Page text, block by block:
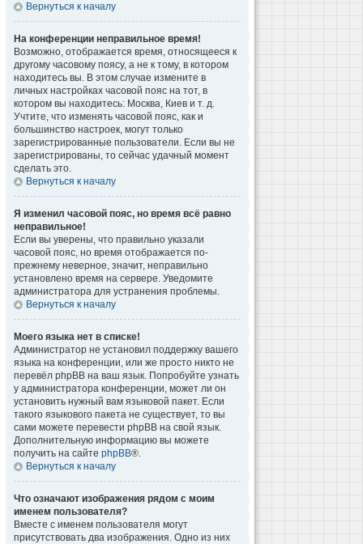
Вернуться к началу
На конференции неправильное время!
Возможно, отображается время, относящееся к
другому часовому поясу, а не к тому, в котором
находитесь вы. В этом случае измените в
личных настройках часовой пояс на тот, в
котором вы находитесь: Москва, Киев и т. д.
Учтите, что изменять часовой пояс, как и
большинство настроек, могут только
зарегистрированные пользователи. Если вы не
зарегистрированы, то сейчас удачный момент
сделать это.
Вернуться к началу
Я изменил часовой пояс, но время всё равно
неправильное!
Если вы уверены, что правильно указали
часовой пояс, но время отображается по-
прежнему неверное, значит, неправильно
установлено время на сервере. Уведомите
администратора для устранения проблемы.
Вернуться к началу
Моего языка нет в списке!
Администратор не установил поддержку вашего
языка на конференции, или же просто никто не
перевёл phpBB на ваш язык. Попробуйте узнать
у администратора конференции, может ли он
установить нужный вам языковой пакет. Если
такого языкового пакета не существует, то вы
сами можете перевести phpBB на свой язык.
Дополнительную информацию вы можете
получить на сайте phpBB®.
Вернуться к началу
Что означают изображения рядом с моим
именем пользователя?
Вместе с именем пользователя могут
присутствовать два изображения. Одно из них